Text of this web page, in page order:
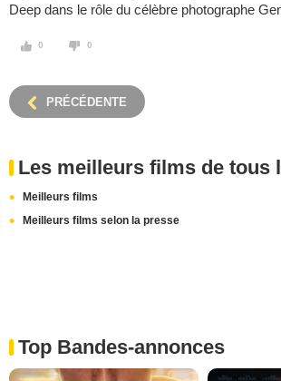
Deep dans le rôle du célèbre photographe
0 0
PRÉCÉDENTE
Les meilleurs films de tous
Meilleurs films
Meilleurs films selon la presse
Top Bandes-annonces